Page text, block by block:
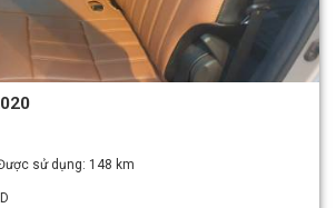
sử dụng: 148 km